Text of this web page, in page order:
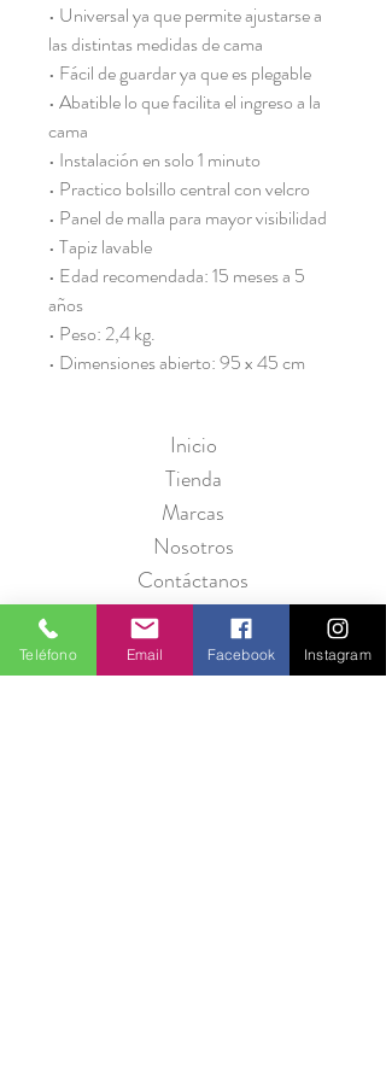
• Universal ya que permite ajustarse a
las distintas medidas de cama
• Fácil de guardar ya que es plegable
• Abatible lo que facilita el ingreso a la
cama
• Instalación en solo 1 minuto
• Practico bolsillo central con velcro
• Panel de malla para mayor visibilidad
• Tapiz lavable
• Edad recomendada: 15 meses a 5
años
• Peso: 2,4 kg.
• Dimensiones abierto: 95 x 45 cm
Inicio
Tienda
Marcas
Nosotros
Contáctanos
Teléfono Email Facebook Instagram